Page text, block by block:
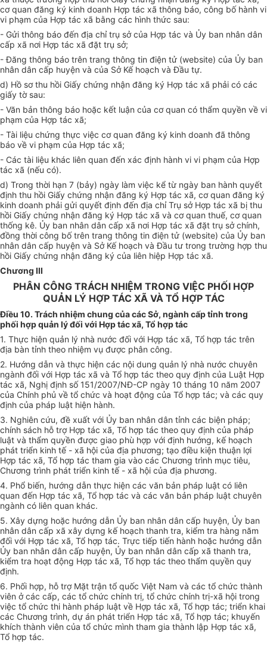
cơ quan đăng ký kinh doanh Hợp tác xã thông báo, công bố hành vi
vi phạm của Hợp tác xã bằng các hình thức sau:
- Gửi thông báo đến địa chỉ trụ sở của Hợp tác và Ủy ban nhân dân
cấp xã nơi Hợp tác xã đặt trụ sở;
- Đăng thông báo trên trang thông tin điện tử (website) của Ủy ban
nhân dân cấp huyện và của SởKế hoạch và Đầu tự.
d) Hồ sơthu hồi Giấy chứng nhận đăng ký Hợp tác xã phải có các
giấy tờ sau:
- Văn bản thông báo hoặc kết luận của cơquan có thẩm quyền về vi
phạm của Hợp tác xã;
- Tài liệu chứng thực việc cơ quan đăng ký kinh doanh đã thông
báo về vi phạm của Hợp tác xã;
- Các tài liệu khác liên quan đến xác định hành vi vi phạm của Hợp
tác xã (nếu có).
d) Trong thời hạn 7 (bảy) ngày làm việc kể từ ngày ban hành quyết
định thu hồi Giấy chứng nhận đăng ký Hợp tác xã, cơ quan đăng ký
kinh doanh phải gửi quyết định đến địa chỉTrụ sở Hợp tác xã bị thu
hồi Giấy chứng nhận đăng ký Hợp tác xã và cơquan thuế, cơ quan
thống kê. Ủy ban nhân dân cấp xã nơi Hợp tác xã đặt trụ sởchính,
đồng thời công bố trên trang thông tin điện tử (website) của Ủy ban
nhân dân cấp huyện và Sở Kế hoạch và Đầu tư trong trường hợp thu
hồi Giấy chứng nhận đăng ký của liên hiệp Hợp tác xã.
Chương III
PHÂN CÔNG TRÁCH NHIỆM TRONG VIỆC PHỐI HỢP
QUẢN LÝ HỢP TÁC XÃ VÀ TỔ HỢP TÁC
Điều 10. Trách nhiệm chung của các Sở, ngành cấp tỉnh trong
phối hợp quản lý đối với Hợp tác xã, Tổ hợp tác
1. Thực hiện quản lý nhà nước đối với Hợp tác xã, Tổ hợp tác trên
địa bàn tỉnh theo nhiệm vụ được phân công.
2. Hướng dẫn và thực hiện các nội dung quản lý nhà nước chuyên
ngành đối với Hợp tác xã và Tổ hợp tác theo quy định của Luật Hợp
tác xã, Nghị định số 151/2007/NĐ-CP ngày 10 tháng 10 năm 2007
của Chính phủ về tổ chức và hoạt động của Tổ hợp tác; và các quy
định của pháp luật hiện hành.
3. Nghiên cứu, đề xuất với Ủy ban nhân dân tỉnh các biện pháp;
chính sách hỗ trợ Hợp tác xã, Tổ hợp tác theo quy định của pháp
luật và thẩm quyền được giao phù hợp với định hướng, kế hoạch
phát triển kinh tế- xã hội của địa phương; tạo điều kiện thuận lợi
Hợp tác xã, Tổ hợp tác tham gia vào các Chương trình mục tiêu,
Chương trình phát triển kinh tế - xã hội của địa phương.
4. Phổ biến, hướng dẫn thực hiện các văn bản pháp luật có liên
quan đến Hợp tác xã, Tổ hợp tác và các văn bản pháp luật chuyên
ngành có liên quan khác.
5. Xây dựng hoặc hướng dẫn Ủy ban nhân dân cấp huyện, Ủy ban
nhân dân cấp xã xây dựng kế hoạch thanh tra, kiểm tra hàng năm
đối với Hợp tác xã, Tổ hợp tác. Trực tiếp tiến hành hoặc hướng dẫn
Ủy ban nhân dân cấp huyện, Ủy ban nhân dân cấp xã thanh tra,
kiểm tra hoạt động Hợp tác xã, Tổ hợp tác theo thẩm quyền quy
định.
6. Phối hợp, hỗ trợ Mặt trận tổ quốc Việt Nam và các tổ chức thành
viên ởcác cấp, các tổ chức chính trị, tổ chức chính trị-xã hội trong
việc tổ chức thi hành pháp luật về Hợp tác xã, Tổ hợp tác; triển khai
các Chương trình, dự án phát triển Hợp tác xã, Tổ hợp tác; khuyến
khích thành viên của tổ chức mình tham gia thành lập Hợp tác xã,
Tổ hợp tác.